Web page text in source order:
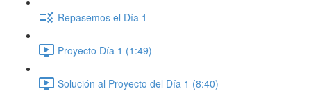
Repasemos el Día 1
Proyecto Día 1 (1:49)
Solución al Proyecto del Día 1 (8:40)